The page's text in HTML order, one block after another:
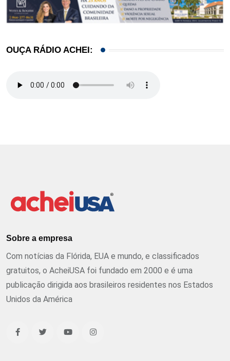
OUÇA RÁDIO ACHEI:
Sobre a empresa
Com notícias da Flórida, EUA e mundo, e classificados
gratuitos, o AcheiUSA foi fundado em 2000 e é uma
publicação dirigida aos brasileiros residentes nos Estados
Unidos da América